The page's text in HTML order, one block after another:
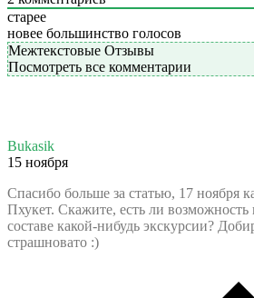
старее
новее большинство голосов
Межтекстовые Отзывы
Посмотреть все комментарии
Bukasik
15 ноября
Спасибо больше за статью, 17 ноября
Пхукет. Скажите, есть ли возможность
составе какой-нибудь экскурсии?
страшновато :)